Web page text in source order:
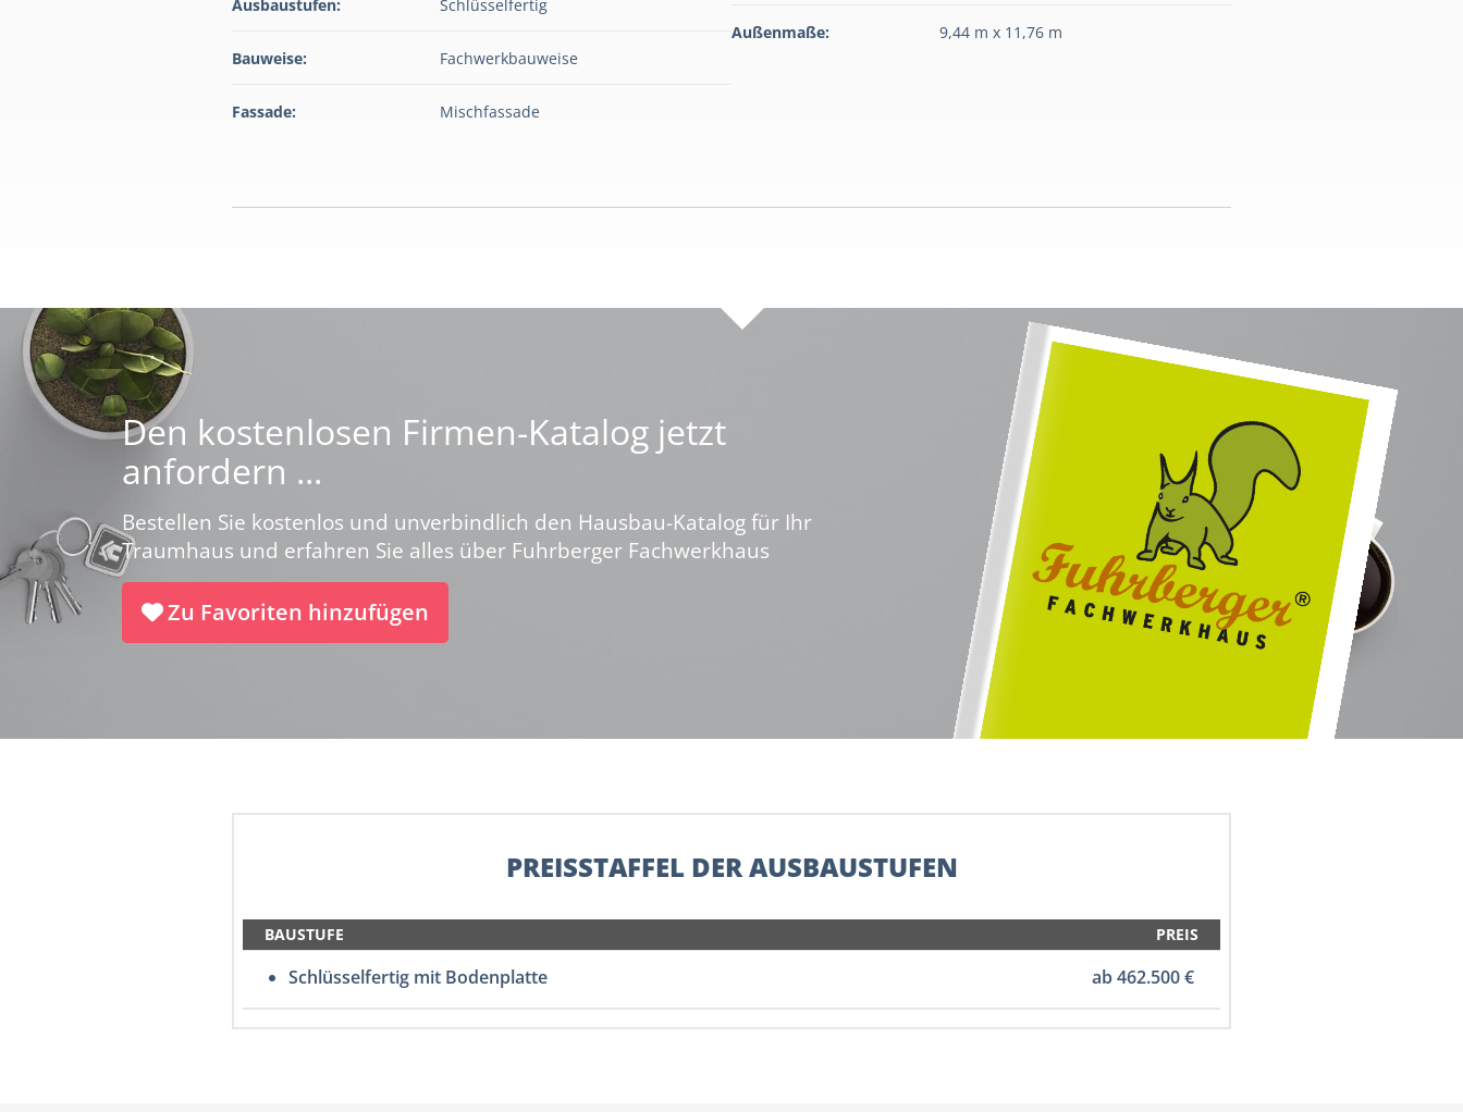
Ausbaustufen: Schlüsselfertig
Bauweise: Fachwerkbauweise
Fassade: Mischfassade
Außenmaße: 9,44 m x 11,76 m
Den kostenlosen Firmen-Katalog jetzt
anfordern ...
Bestellen Sie kostenlos und unverbindlich den Hausbau-Katalog für Ihr
Traumhaus und erfahren Sie alles über Fuhrberger Fachwerkhaus
Zu Favoriten hinzufügen
PREISSTAFFEL DER AUSBAUSTUFEN
BAUSTUFE PREIS
Schlüsselfertig mit Bodenplatte ab 462.500 €